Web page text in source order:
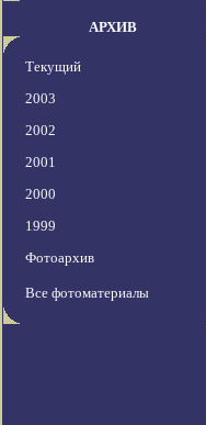
АРХИВ
Текущий
2003
2002
2001
2000
1999
Фотоархив
Все фотоматериалы